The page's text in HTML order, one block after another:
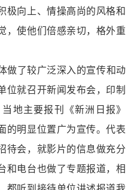
极向上、情操高尚的风格和
，使他们倍感亲切，格外重
做了较广泛深入的宣传和动
位就召开新闻发布会，印制
地主要报刊《新洲日报》
的明显位置广为宣传。代表
待会，就影片的信息做充分
和电台也做了专题报道，相